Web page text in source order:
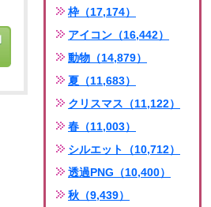
枠（17,174）
アイコン（16,442）
動物（14,879）
夏（11,683）
クリスマス（11,122）
春（11,003）
シルエット（10,712）
透過PNG（10,400）
秋（9,439）